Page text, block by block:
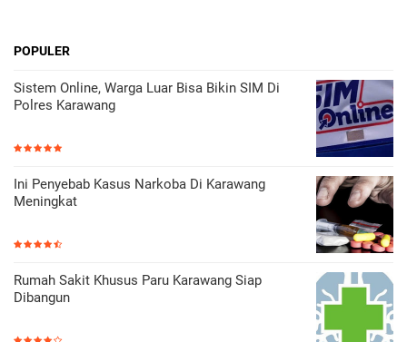
POPULER
Sistem Online, Warga Luar Bisa Bikin SIM Di
Polres Karawang
Ini Penyebab Kasus Narkoba Di Karawang
Meningkat
Rumah Sakit Khusus Paru Karawang Siap
Dibangun